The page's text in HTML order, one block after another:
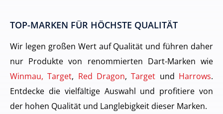
TOP-MARKEN FÜR HÖCHSTE QUALITÄT
Wir legen großen Wert auf Qualität und führen daher
nur Produkte von renommierten Dart-Marken wie
Winmau, Target, Red Dragon,Target und Harrows.
Entdecke die vielfältige Auswahl und profitiere von
der hohen Qualität und Langlebigkeit dieser Marken.